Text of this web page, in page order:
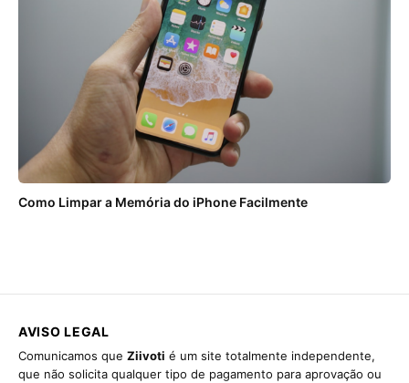
Como Limpar a Memória do iPhone Facilmente
AVISO LEGAL
Comunicamos que Ziivoti é um site totalmente independente,
que não solicita qualquer tipo de pagamento para aprovação ou